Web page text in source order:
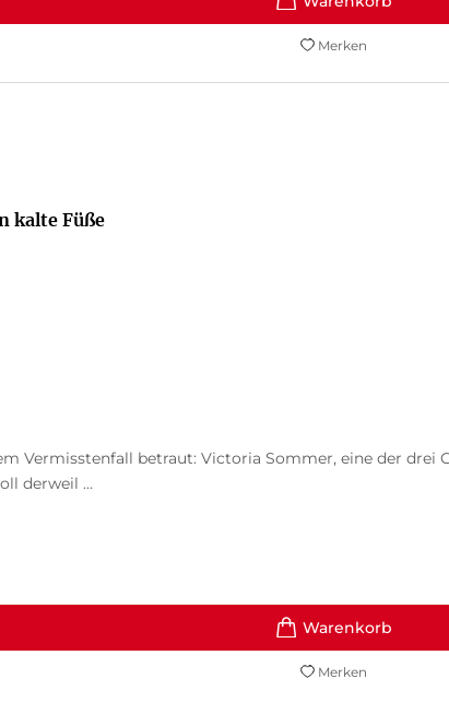
Merken
kalte Füße
Vermisstenfall betraut: Victoria Sommer, eine der drei
derweil ...
Merken